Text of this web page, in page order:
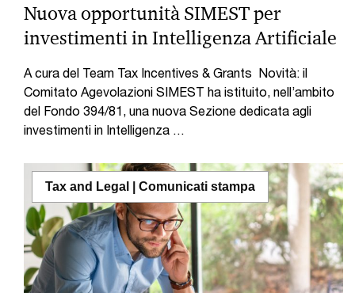
Nuova opportunità SIMEST per
investimenti in Intelligenza Artificiale
A cura del Team Tax Incentives & Grants Novità: il
Comitato Agevolazioni SIMEST ha istituito, nell’ambito
del Fondo 394/81, una nuova Sezione dedicata agli
investimenti in Intelligenza …
Tax and Legal | Comunicati stampa